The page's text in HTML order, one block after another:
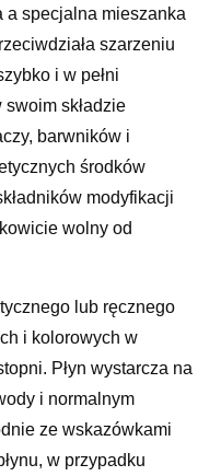
a specjalna mieszanka
szarzeniu
i w pełni
składzie
barwników i
środków
modyfikacji
wolny od
lub ręcznego
i kolorowych w
Płyn wystarcza na
i normalnym
ze wskazówkami
w przypadku